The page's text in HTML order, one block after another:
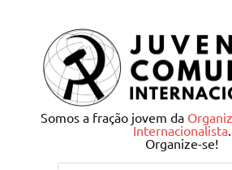
Juventude
Somos a fração jovem da
Internacionalista.
Organize-se!